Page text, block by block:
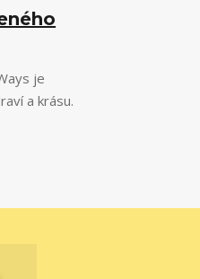
je
a krásu.